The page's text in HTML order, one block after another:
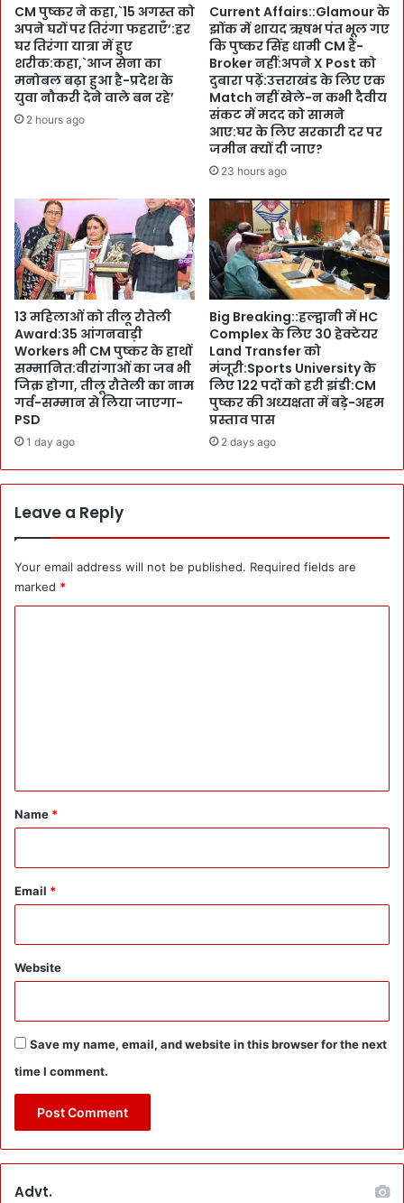
:
2
.
1
4
घं
के
आ
दि
त्य
ब
ना
C
h
a
m
p
n
R
o
a
d
S
h
धू
प
के
बा
व
जू
द
लो
ग
उ
म
ड़े
ह
श
में
ब
नें
b
i
l
e
P
a
k
CM पुष्कर ने कहा,`15 अगस्त को
अपने घरों पर तिरंगा फहराएँ’:हर
घर तिरंगा यात्रा में हुए
शरीक:कहा,`आज सेना का
मनोबल बढ़ा हुआ है-प्रदेश के
युवा नौकरी देने वाले बन रहे’
2 hours ago
Current Affairs::Glamour के
झोंक में शायद ऋषभ पंत भूल गए
कि पुष्कर सिंह धामी CM हैं-
Broker नहीं:अपने X Post को
दुबारा पढ़ें:उत्तराखंड के लिए एक
Match नहीं खेले-न कभी दैवीय
संकट में मदद को सामने
आए:घर के लिए सरकारी दर पर
जमीन क्यों दी जाए?
23 hours ago
13 महिलाओं को तीलू रौतेली
Award:35 आंगनवाड़ी
Workers भी CM पुष्कर के हाथों
सम्मानित:वीरांगाओं का जब भी
जिक्र होगा, तीलू रौतेली का नाम
गर्व-सम्मान से लिया जाएगा-
PSD
1 day ago
Big Breaking::हल्द्वानी में HC
Complex के लिए 30 हेक्टेयर
Land Transfer को
मंजूरी:Sports University के
लिए 122 पदों को हरी झंडी:CM
पुष्कर की अध्यक्षता में बड़े-अहम
प्रस्ताव पास
2 days ago
Leave a Reply
Your email address will not be published. Required fields are
marked *
*
Name *
Email *
Website
Save my name, email, and website in this browser for the next
time I comment.
Advt.